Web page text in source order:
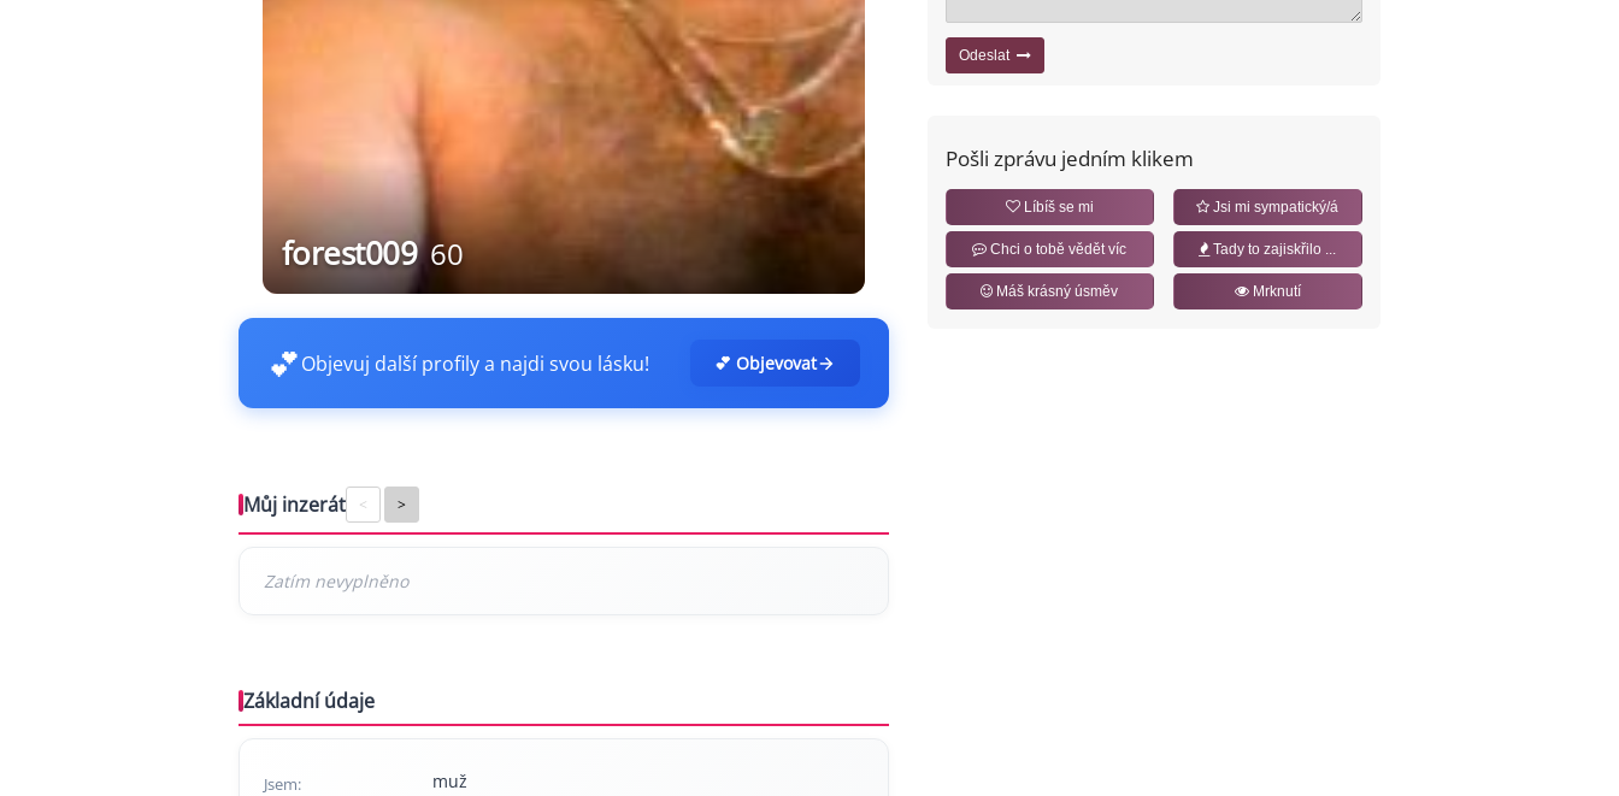
forest009 60
💕Objevuj další profily a najdi svou lásku! 💕 Objevovat
Můj inzerát < >
Základní údaje
Jsem: muž
Odeslat
Pošli zprávu jedním klikem
Líbíš se mi Jsi mi sympatický/á
Chci o tobě vědět víc Tady to zajiskřilo ...
Máš krásný úsměv Mrknutí